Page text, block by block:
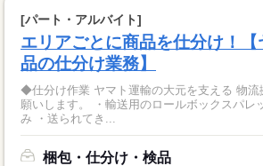
[パート・アルバイト]
エリアごとに商品を仕分け！
品の仕分け業務】
◆仕分け作業 ヤマト運輸の大元を支える 物流
願いします。 ・輸送用のロールボックスパレットへの荷物の積み込
み ・送られてき...
梱包・仕分け・検品